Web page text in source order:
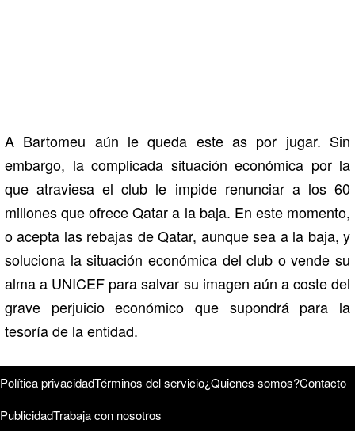
A Bartomeu aún le queda este as por jugar. Sin
embargo, la complicada situación económica por la
que atraviesa el club le impide renunciar a los 60
millones que ofrece Qatar a la baja. En este momento,
o acepta las rebajas de Qatar, aunque sea a la baja, y
soluciona la situación económica del club o vende su
alma a UNICEF para salvar su imagen aún a coste del
grave perjuicio económico que supondrá para la
tesoría de la entidad.
Política privacidadTérminos del servicio¿Quienes somos?Contacto
PublicidadTrabaja con nosotros